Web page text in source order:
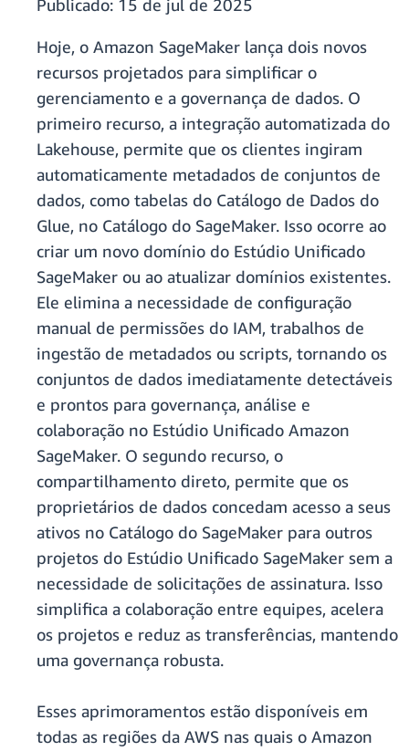
Publicado: 15 de jul de 2025
Hoje, o Amazon SageMaker lança dois novos
recursos projetados para simplificar o
gerenciamento e a governança de dados. O
primeiro recurso, a integração automatizada do
Lakehouse, permite que os clientes ingiram
automaticamente metadados de conjuntos de
dados, como tabelas do Catálogo de Dados do
Glue, no Catálogo do SageMaker. Isso ocorre ao
criar um novo domínio do Estúdio Unificado
SageMaker ou ao atualizar domínios existentes.
Ele elimina a necessidade de configuração
manual de permissões do IAM, trabalhos de
ingestão de metadados ou scripts, tornando os
conjuntos de dados imediatamente detectáveis
e prontos para governança, análise e
colaboração no Estúdio Unificado Amazon
SageMaker. O segundo recurso, o
compartilhamento direto, permite que os
proprietários de dados concedam acesso a seus
ativos no Catálogo do SageMaker para outros
projetos do Estúdio Unificado SageMaker sem a
necessidade de solicitações de assinatura. Isso
simplifica a colaboração entre equipes, acelera
os projetos e reduz as transferências, mantendo
uma governança robusta.
Esses aprimoramentos estão disponíveis em
todas as regiões da AWS nas quais o Amazon